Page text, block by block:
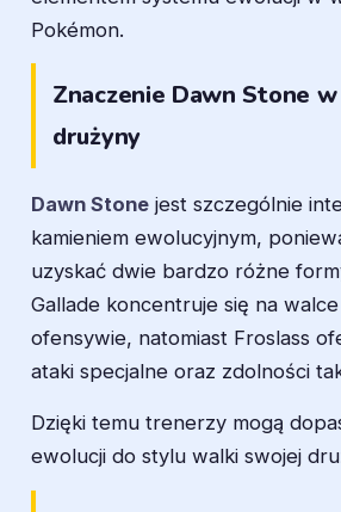
Pokémon.
Znaczenie Dawn Stone
drużyny
Dawn Stone jest szczególnie
kamieniem ewolucyjnym,
uzyskać dwie bardzo różne
Gallade koncentruje się na
ofensywie, natomiast Froslass
ataki specjalne oraz zdolności
Dzięki temu trenerzy mogą
ewolucji do stylu walki swojej